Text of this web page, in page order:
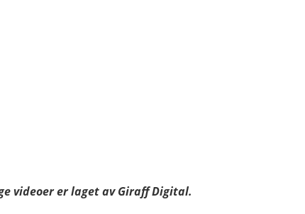
videoer er laget av Giraff Digital.